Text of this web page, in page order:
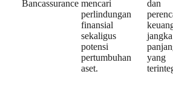
Bancassurance mencari
perlindungan
finansial
sekaligus
potensi
pertumbuhan
aset.
dan
jangka
yang